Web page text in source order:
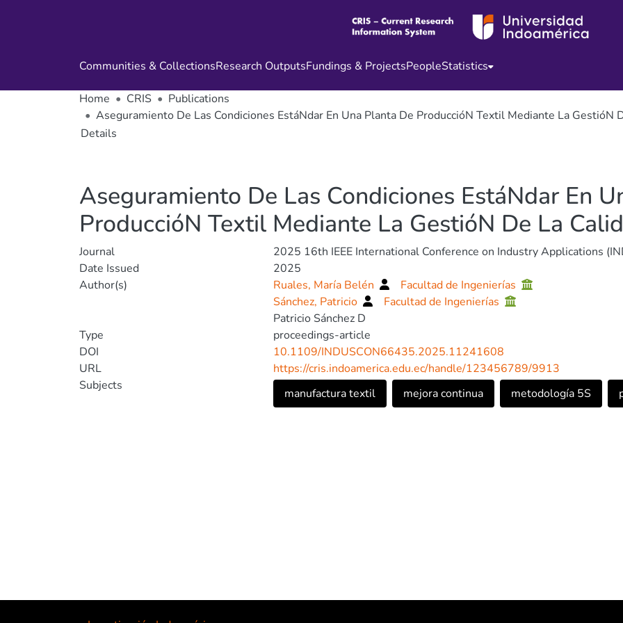
Communities & CollectionsResearch OutputsFundings & ProjectsPeopleStatistics
Home CRIS
Publications
Aseguramiento De Las Condiciones EstáNdar En Una Planta De ProduccióN Textil Mediante La GestióN
Details
Aseguramiento De Las Condiciones EstáNdar En
ProduccióN Textil Mediante La GestióN De La
Journal
2025 16th IEEE International Conference on Industry Applications
Date Issued
2025
Author(s)
Ruales, María Belén
Facultad de Ingenierías
Sánchez, Patricio
Facultad de Ingenierías
Patricio Sánchez D
Type
proceedings-article
DOI
10.1109/INDUSCON66435.2025.11241608
URL
https://cris.indoamerica.edu.ec/handle/123456789/9913
Subjects
manufactura textil mejora continua metodología 5S